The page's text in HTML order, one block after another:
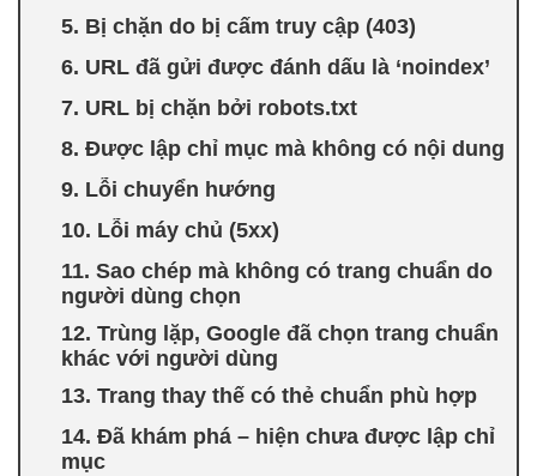
5. Bị chặn do bị cấm truy cập (403)
6. URL đã gửi được đánh dấu là ‘noindex’
7. URL bị chặn bởi robots.txt
8. Được lập chỉ mục mà không có nội dung
9. Lỗi chuyển hướng
10. Lỗi máy chủ (5xx)
11. Sao chép mà không có trang chuẩn do
người dùng chọn
12. Trùng lặp, Google đã chọn trang chuẩn
khác với người dùng
13. Trang thay thế có thẻ chuẩn phù hợp
14. Đã khám phá – hiện chưa được lập chỉ
mục